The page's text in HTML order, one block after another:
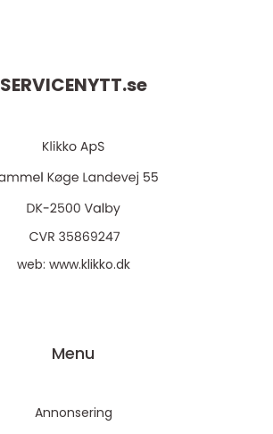
SERVICENYTT.se
web: www.klikko.dk
Menu
Annonsering